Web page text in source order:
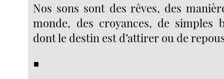
Nos sons sont des rêves, des
monde, des croyances, de simples
dont le destin est d’attirer ou de
■